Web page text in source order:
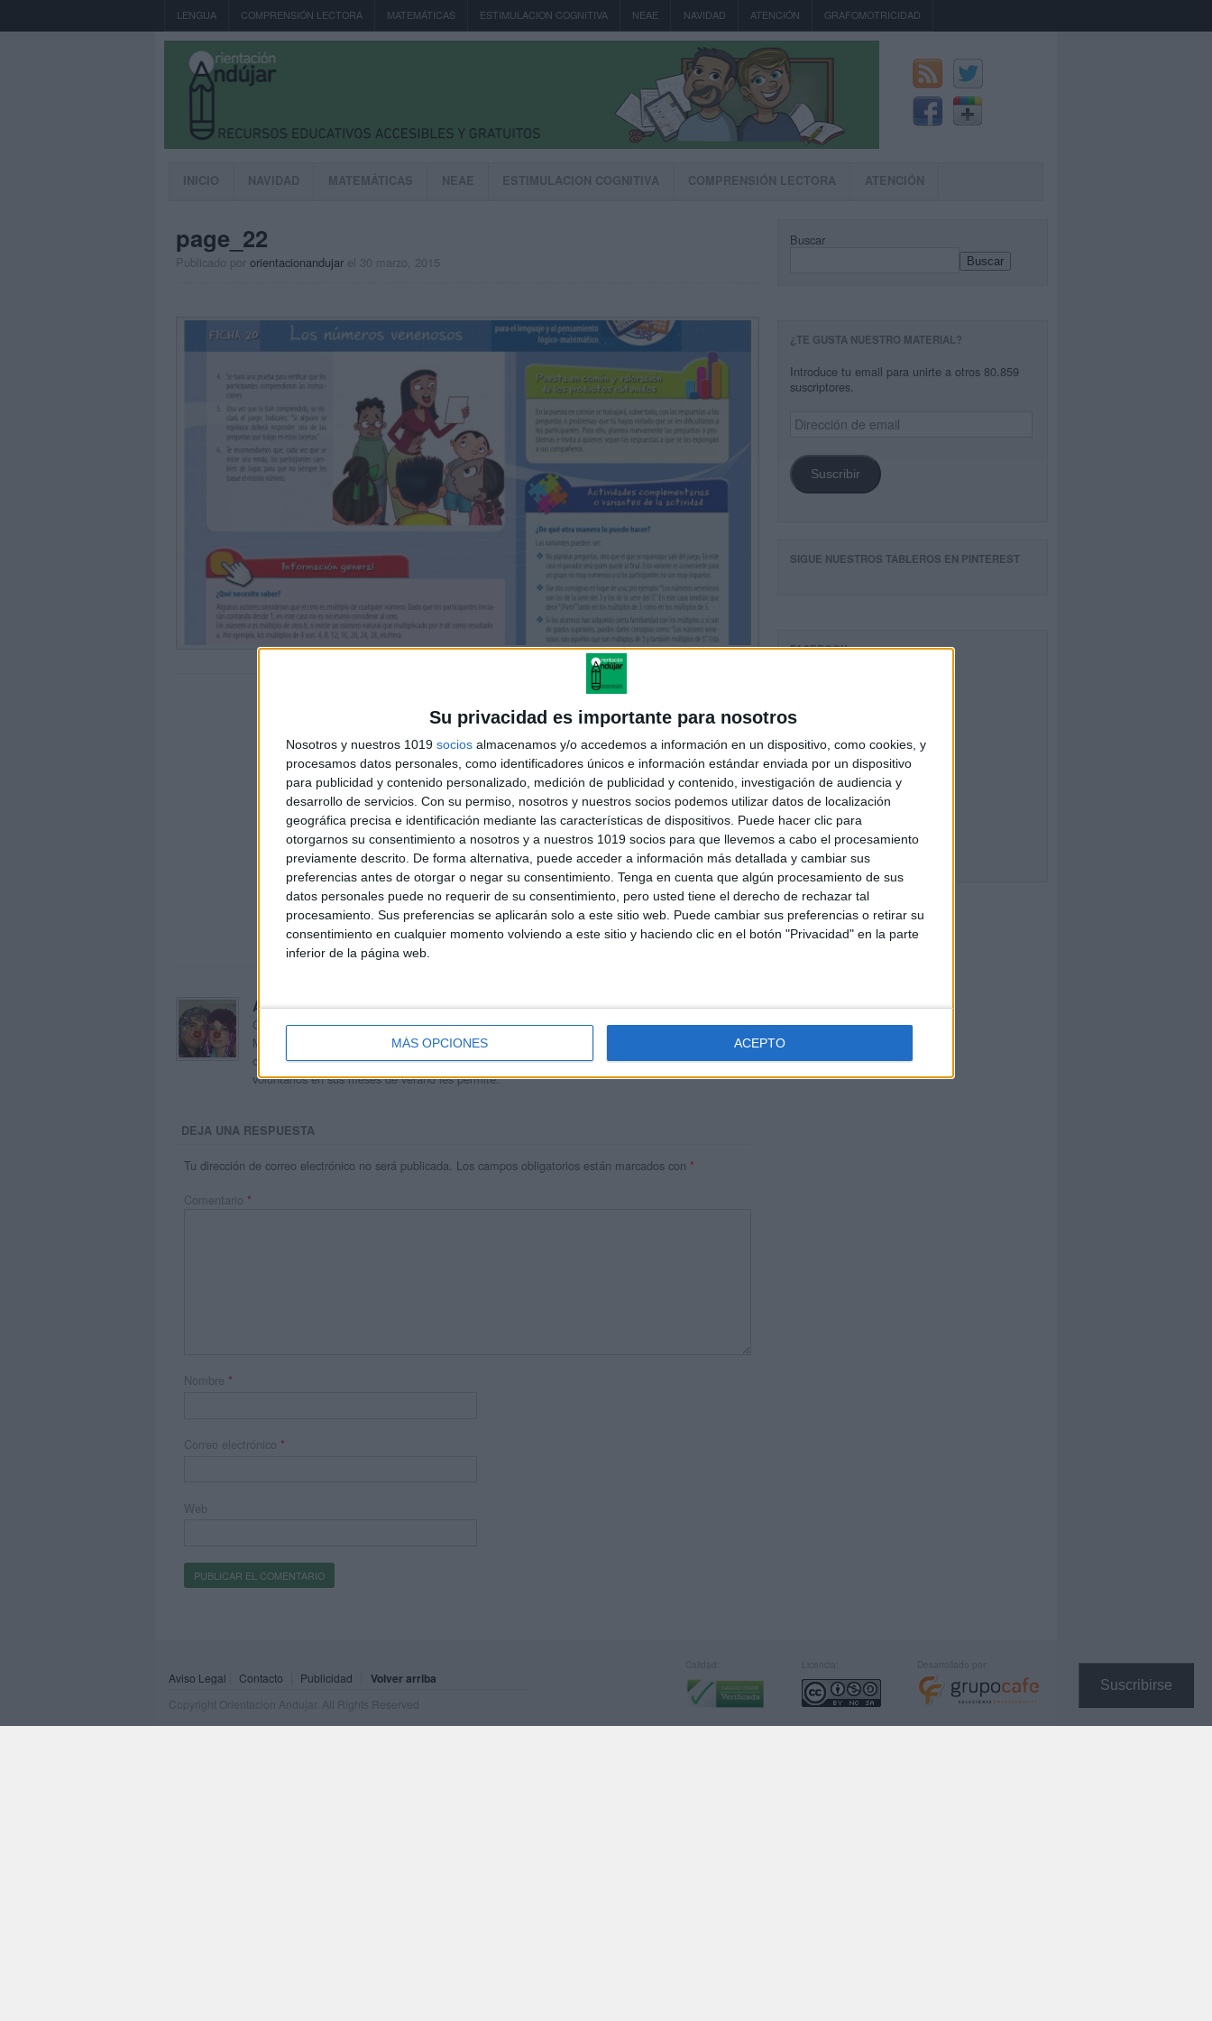
Su privacidad es importante para nosotros
Nosotros y nuestros 1019 socios almacenamos y/o accedemos a información en un dispositivo, como cookies, y
procesamos datos personales, como identificadores únicos e información estándar enviada por un dispositivo
para publicidad y contenido personalizado, medición de publicidad y contenido, investigación de audiencia y
desarrollo de servicios. Con su permiso, nosotros y nuestros socios podemos utilizar datos de localización
geográfica precisa e identificación mediante las características de dispositivos. Puede hacer clic para
otorgarnos su consentimiento a nosotros y a nuestros 1019 socios para que llevemos a cabo el procesamiento
previamente descrito. De forma alternativa, puede acceder a información más detallada y cambiar sus
preferencias antes de otorgar o negar su consentimiento. Tenga en cuenta que algún procesamiento de sus
datos personales puede no requerir de su consentimiento, pero usted tiene el derecho de rechazar tal
procesamiento. Sus preferencias se aplicarán solo a este sitio web. Puede cambiar sus preferencias o retirar su
consentimiento en cualquier momento volviendo a este sitio y haciendo clic en el botón "Privacidad" en la parte
inferior de la página web.
MÁS OPCIONES ACEPTO
Suscribirse
LENGUA COMPRENSIÓN LECTORA MATEMÁTICAS ESTIMULACION COGNITIVA NEAE NAVIDAD ATENCIÓN GRAFOMOTRICIDAD
INICIO NAVIDAD MATEMÁTICAS NEAE ESTIMULACION COGNITIVA COMPRENSIÓN LECTORA ATENCIÓN
page_22
Publicado por orientacionandujar el 30 marzo, 2015
Acerca de orientacionandujar
Orientación Andújar no es solo un blog, es la apuesta personal de dos profesores Ginés y
Maribel, que además de ser pareja, son los encargados de los contenidos que encontramos
dentro del blog y en el cual, vuelcan la mayor parte del tiempo, que sus tareas como docentes, y
voluntarios en sus meses de verano les permite.
DEJA UNA RESPUESTA
Tu dirección de correo electrónico no será publicada. Los campos obligatorios están marcados con *
Comentario *
Nombre *
Correo electrónico *
Web
Buscar
Buscar
¿TE GUSTA NUESTRO MATERIAL?
Introduce tu email para unirte a otros 80.859
suscriptores.
Dirección
de
Suscribir
SIGUE NUESTROS TABLEROS EN PINTEREST
FACEBOOK
Aviso Legal Contacto Publicidad Volver arriba